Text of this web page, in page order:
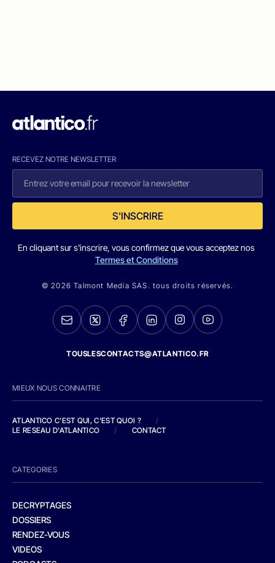
RECEVEZ NOTRE NEWSLETTER
S'INSCRIRE
En cliquant sur s'inscrire, vous confirmez que vous acceptez nos
Termes et Conditions
© 2026 Talmont Media SAS. tous droits réservés.
TOUSLESCONTACTS@ATLANTICO.FR
MIEUX NOUS CONNAITRE
ATLANTICO C'EST QUI, C'EST QUOI ?
/
LE RESEAU D'ATLANTICO
/ CONTACT
CATEGORIES
DECRYPTAGES
DOSSIERS
RENDEZ-VOUS
VIDEOS